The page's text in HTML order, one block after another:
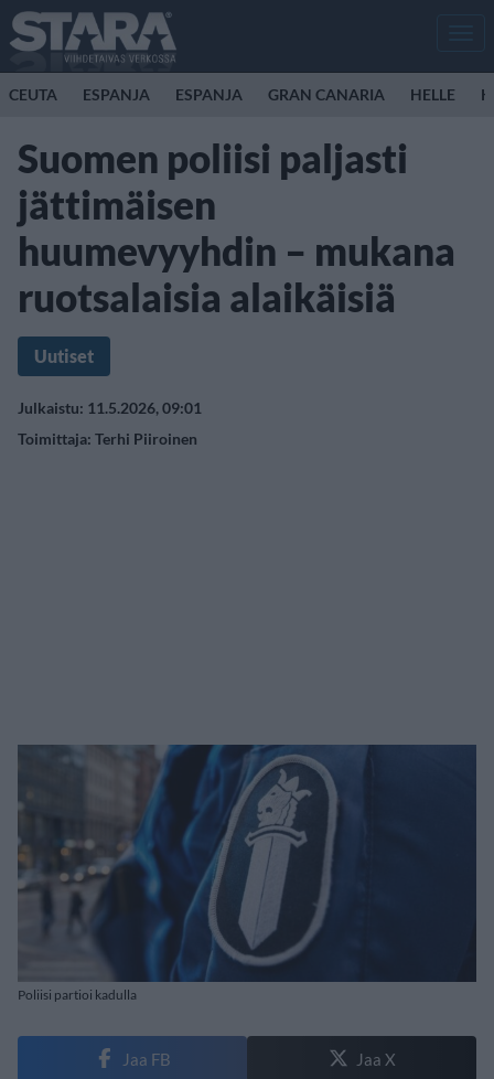
CEUTA ESPANJA ESPANJA GRAN CANARIA HELLE
Suomen poliisi paljasti
jättimäisen
huumevyyhdin – mukana
ruotsalaisia alaikäisiä
Uutiset
Julkaistu: 11.5.2026, 09:01
Toimittaja: Terhi Piiroinen
Poliisi partioi kadulla
Jaa FB Jaa X